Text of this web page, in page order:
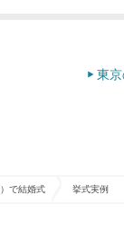
東
で結婚式 挙式実例